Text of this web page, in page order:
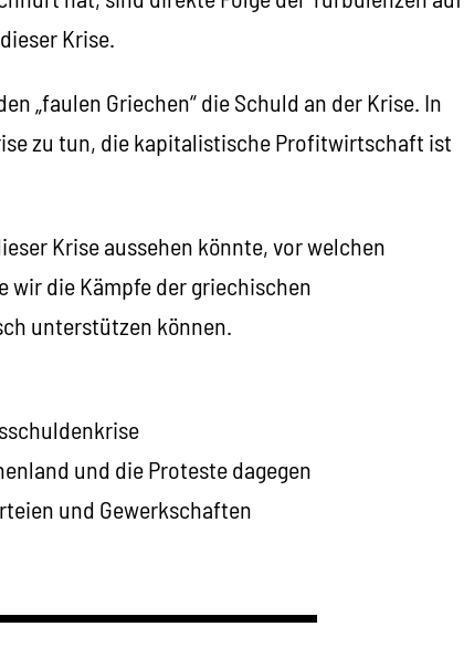
Krise.
„faulen Griechen“ die Schuld an der Krise. In
zu tun, die kapitalistische Profitwirtschaft ist
Krise aussehen könnte, vor welchen
wir die Kämpfe der griechischen
unterstützen können.
und die Proteste dagegen
und Gewerkschaften